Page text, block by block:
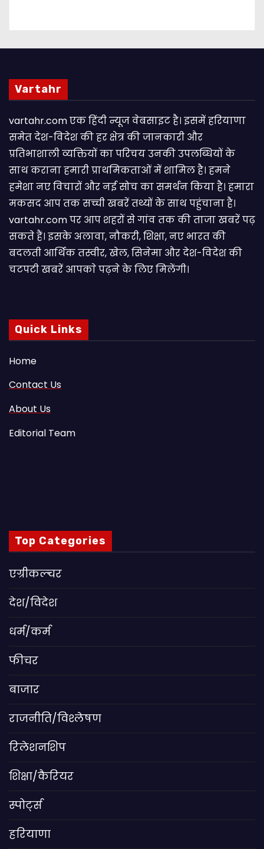
Vartahr
vartahr.com एक हिंदी न्यूज वेबसाइट है। इसमें हरियाणा
समेत देश-विदेश की हर क्षेत्र की जानकारी और
प्रतिभाशाली व्यक्तियों का परिचय उनकी उपलब्धियों के
साथ कराना हमारी प्राथमिकताओं में शामिल है। हमने
हमेशा नए विचारों और नई सोच का समर्थन किया है। हमारा
मकसद आप तक सच्ची खबरें तथ्यों के साथ पहुंचाना है।
vartahr.com पर आप शहरों से गांव तक की ताजा खबरें पढ़
सकते हैं। इसके अलावा, नौकरी, शिक्षा, नए भारत की
बदलती आर्थिक तस्वीर, खेल, सिनेमा और देश-विदेश की
चटपटी खबरें आपकाे पढ़ने के लिए मिलेंगी।
Quick Links
Home
Contact Us
About Us
Editorial Team
Top Categories
एग्रीकल्चर
देश/विदेश
धर्म/कर्म
फीचर
बाजार
राजनीति/विश्लेषण
रिलेशनशिप
शिक्षा/कैरियर
स्पोर्ट्स
हरियाणा